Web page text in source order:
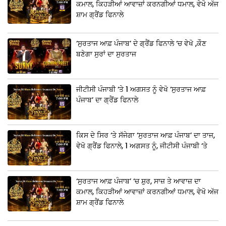
ਕਮਾਲ, ਕਿਹੜੀਆਂ ਆਵਾਜ਼ਾਂ ਕਰਨਗੀਆਂ ਧਮਾਲ, ਵੇਖੋ ਅੱਜ
ਸ਼ਾਮ ਗ੍ਰੈਂਡ ਫਿਨਾਲੇ
‘ਸੁਰਤਾਜ ਆਫ਼ ਪੰਜਾਬ’ ਦੇ ਗ੍ਰੈਂਡ ਫਿਨਾਲੇ ‘ਚ ਵੇਖੋ ,ਕੌਣ
ਬਣੇਗਾ ਸੁਰਾਂ ਦਾ ਸੁਰਤਾਜ
ਜੀਟੀਸੀ ਪੰਜਾਬੀ ‘ਤੇ 1 ਅਗਸਤ ਨੂੰ ਵੇਖੋ ‘ਸੁਰਤਾਜ ਆਫ਼
ਪੰਜਾਬ’ ਦਾ ਗ੍ਰੈਂਡ ਫਿਨਾਲੇ
ਕਿਸ ਦੇ ਸਿਰ ‘ਤੇ ਸੱਜੇਗਾ ‘ਸੁਰਤਾਜ ਆਫ਼ ਪੰਜਾਬ’ ਦਾ ਤਾਜ,
ਵੇਖੋ ਗ੍ਰੈਂਡ ਫਿਨਾਲੇ, 1 ਅਗਸਤ ਨੂੰ, ਜੀਟੀਸੀ ਪੰਜਾਬੀ ‘ਤੇ
‘ਸੁਰਤਾਜ ਆਫ਼ ਪੰਜਾਬ’ ‘ਚ ਸ਼ੁਰ, ਸਾਜ਼ ਤੇ ਆਵਾਜ਼ ਦਾ
ਕਮਾਲ, ਕਿਹੜੀਆਂ ਆਵਾਜ਼ਾਂ ਕਰਨਗੀਆਂ ਧਮਾਲ, ਵੇਖੋ ਅੱਜ
ਸ਼ਾਮ ਗ੍ਰੈਂਡ ਫਿਨਾਲੇ